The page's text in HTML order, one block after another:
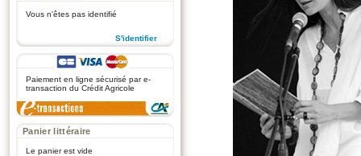
Vous n'êtes pas identifié
S'identifier
Paiement en ligne sécurisé par e-
transaction du Crédit Agricole
Panier littéraire
Le panier est vide